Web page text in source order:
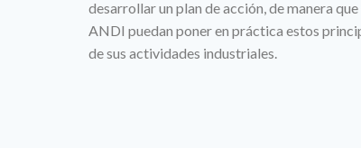
desarrollar un plan de acción, de manera
ANDI puedan poner en práctica estos
de sus actividades industriales.